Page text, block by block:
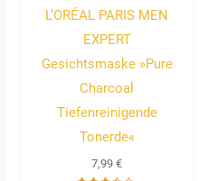
L’ORÉAL PARIS MEN
EXPERT
Gesichtsmaske »Pure
Charcoal
Tiefenreinigende
Tonerde«
7,99€